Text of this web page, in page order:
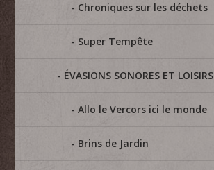
Chroniques sur les déchets
Super Tempête
ÉVASIONS SONORES ET LOISIRS
Allo le Vercors ici le monde
Brins de Jardin